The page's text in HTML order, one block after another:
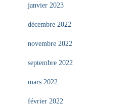
janvier 2023
décembre 2022
novembre 2022
septembre 2022
mars 2022
février 2022